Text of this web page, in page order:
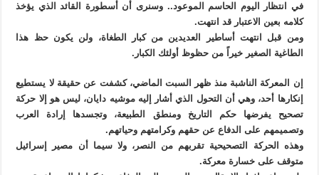
في انتظار اليوم الحاسم الموعود.. وسنرى أن أسطورة القائد الذي يؤخذ
كلامه بعين الاعتبار قد انتهت.
ومن قبل انتهت أساطير العديدين من كبار الطغاة، ولن يكون حظ هذا
الطاغية الصغير خيراً من حظوظ أولئك الكبار.
إن المعركة الناشبة منذ ظهر السبت الماضي، كشفت عن حقيقة لا يستطيع
إنكارها أحد، وهي أن التحول الذي أشار إليه موشيه دايان، ليس هو إلا حركة
تصحيح يفرضها حكم التاريخ ومنطق الطبيعة، وتجسدها إرادة العرب
وتصميمهم على الدفاع عن حقهم وكرامتهم وحياتهم.
وهذه الحركة التصحيحية تقربهم من النصر، ولا سيما أن مصير إسرائيل
متوقف على خسارة معركة.